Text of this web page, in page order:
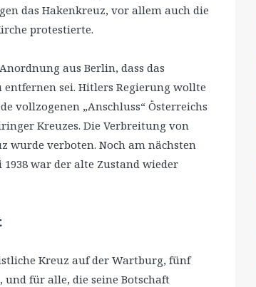
das Hakenkreuz, vor allem auch die
protestierte.
aus Berlin, dass das
entfernen sei. Hitlers Regierung wollte
vollzogenen „Anschluss“ Österreichs
Kreuzes. Die Verbreitung von
wurde verboten. Noch am nächsten
war der alte Zustand wieder
Kreuz auf der Wartburg, fünf
für alle, die seine Botschaft